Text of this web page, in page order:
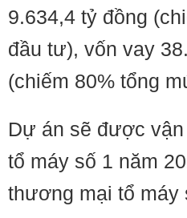
9.634,4 tỷ đồng
đầu tư), vốn vay
(chiếm 80% tổng
Dự án sẽ được
tổ máy số 1 năm
thương mại tổ máy